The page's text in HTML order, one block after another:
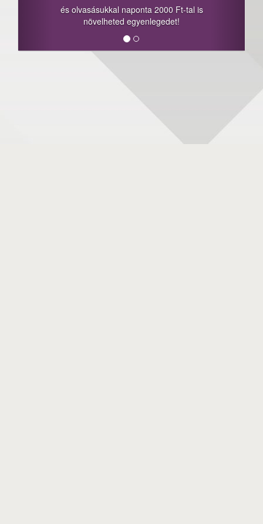
és olvasásukkal naponta 2000 Ft-tal is
növelheted egyenlegedet!